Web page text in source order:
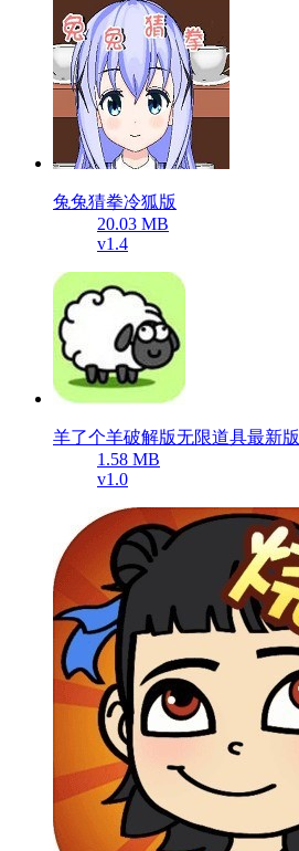
兔兔猜拳冷狐版
20.03 MB
v1.4
羊了个羊破解版无限道具最新版
1.58 MB
v1.0